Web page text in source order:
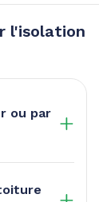
l'isolation
ou par